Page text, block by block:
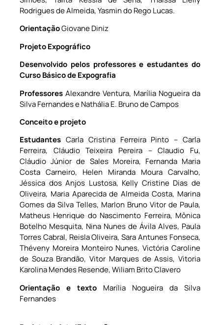
Rodrigues de Almeida, Yasmin do Rego Lucas.
OrientaçãoGiovane Diniz
Projeto Expográfico
Desenvolvido pelos professores e estudantes do
Curso Básico de Expografia
Professores Alexandre Ventura, Marília Nogueira da
Silva Fernandes e Nathália E. Bruno de Campos
Conceitoe projeto
Estudantes Carla Cristina Ferreira Pinto – Carla
Ferreira, Cláudio Teixeira Pereira – Claudio Fu,
Cláudio Júnior de Sales Moreira, Fernanda Maria
Costa Carneiro, Helen Miranda Moura Carvalho,
Jéssica dos Anjos Lustosa, Kelly Cristine Dias de
Oliveira, Maria Aparecida de Almeida Costa, Marina
Gomes da Silva Telles, Marlon Bruno Vitor de Paula,
Matheus Henrique do Nascimento Ferreira, Mônica
Botelho Mesquita, Nina Nunes de Ávila Alves, Paula
Torres Cabral, Reisla Oliveira, Sara Antunes Fonseca,
Théveny Moreira Monteiro Nunes, Victória Caroline
de Souza Brandão, Vitor Marques de Assis, Vitoria
Karolina Mendes Resende, Wiliam Brito Clavero
Orientação e texto Marília Nogueira da Silva
Fernandes